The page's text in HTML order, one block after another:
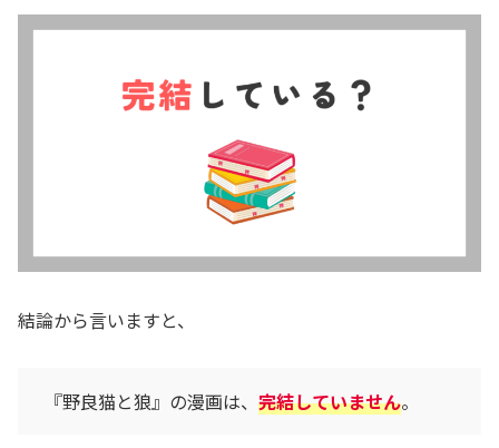
結論から言いますと、
『野良猫と狼』の漫画は、 完結していません。